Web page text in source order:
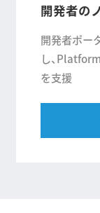
開発者の
開発者ポー
し、
を支援